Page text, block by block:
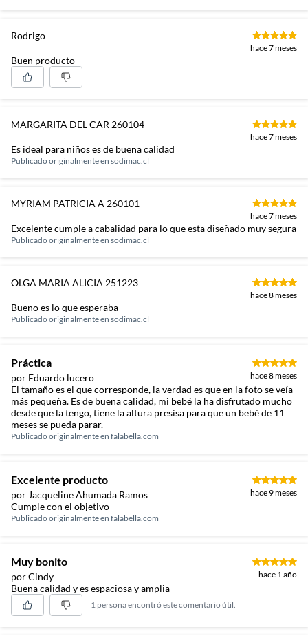
Rodrigo
hace 7 meses
Buen producto
MARGARITA DEL CAR 260104
hace 7 meses
Es ideal para niños es de buena calidad
Publicado originalmente en sodimac.cl
MYRIAM PATRICIA A 260101
hace 7 meses
Excelente cumple a cabalidad para lo que esta diseñado muy segura
Publicado originalmente en sodimac.cl
OLGA MARIA ALICIA 251223
hace 8 meses
Bueno es lo que esperaba
Publicado originalmente en sodimac.cl
Práctica
por Eduardo lucero hace 8 meses
El tamaño es el que corresponde, la verdad es que en la foto se veía
más pequeña. Es de buena calidad, mi bebé la ha disfrutado mucho
desde que la tengo, tiene la altura presisa para que un bebé de 11
meses se pueda parar.
Publicado originalmente en falabella.com
Excelente producto
por Jacqueline Ahumada Ramos hace 9 meses
Cumple con el objetivo
Publicado originalmente en falabella.com
Muy bonito
por Cindy hace 1 año
Buena calidad y es espaciosa y amplia
1 persona encontró este comentario útil.